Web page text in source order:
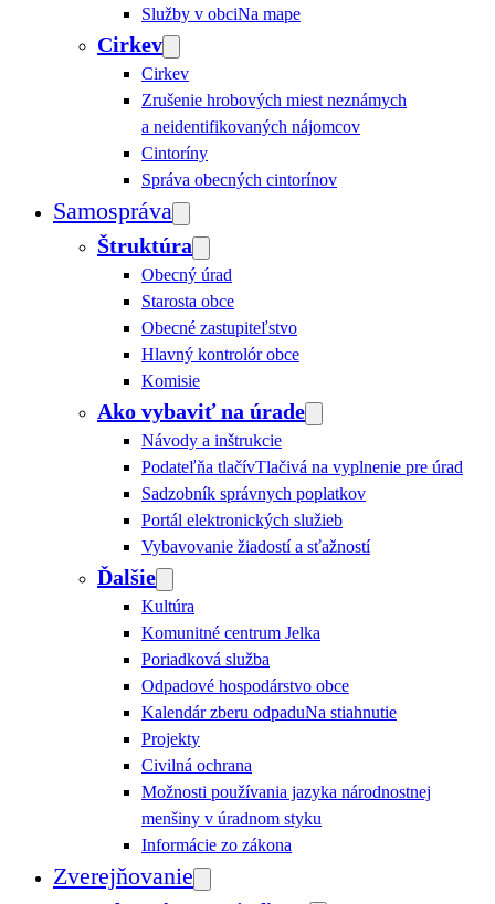
Služby v obciNa mape
Cirkev
Cirkev
Zrušenie hrobových miest neznámych
a neidentifikovaných nájomcov
Cintoríny
Správa obecných cintorínov
Samospráva
Štruktúra
Obecný úrad
Starosta obce
Obecné zastupiteľstvo
Hlavný kontrolór obce
Komisie
Ako vybaviť na úrade
Návody a inštrukcie
Podateľňa tlačívTlačivá na vyplnenie pre úrad
Sadzobník správnych poplatkov
Portál elektronických služieb
Vybavovanie žiadostí a sťažností
Ďalšie
Kultúra
Komunitné centrum Jelka
Poriadková služba
Odpadové hospodárstvo obce
Kalendár zberu odpaduNa stiahnutie
Projekty
Civilná ochrana
Možnosti používania jazyka národnostnej
menšiny v úradnom styku
Informácie zo zákona
Zverejňovanie